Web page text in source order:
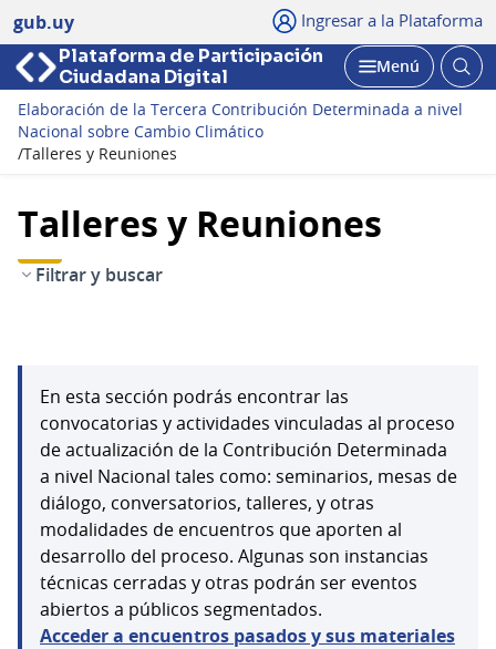
gub.uy Ingresar a la Plataforma
Plataforma de Participación
Ciudadana Digital
Abrir
Menú
Elaboración de la Tercera Contribución Determinada a nivel
Nacional sobre Cambio Climático
/Talleres y Reuniones
Talleres y Reuniones
Filtrar y buscar
En esta sección podrás encontrar las
convocatorias y actividades vinculadas al proceso
de actualización de la Contribución Determinada
a nivel Nacional tales como: seminarios, mesas de
diálogo, conversatorios, talleres, y otras
modalidades de encuentros que aporten al
desarrollo del proceso. Algunas son instancias
técnicas cerradas y otras podrán ser eventos
abiertos a públicos segmentados.
Acceder a encuentros pasados y sus materiales